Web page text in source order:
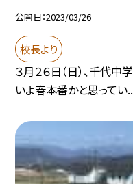
公開日 2023/03/26
校長より
３月２６日（日）、千代
いよ春本番かと思ってい